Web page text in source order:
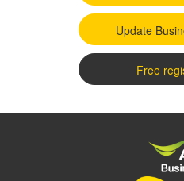
Update
Free